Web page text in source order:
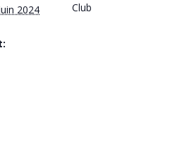
2024
Club